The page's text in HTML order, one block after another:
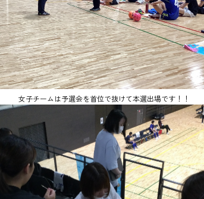
女子チームは予選会を首位で抜けて本選出場です！！